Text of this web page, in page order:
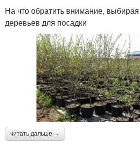
На что обратить внимание,
деревьев для посадки
читать дальше →